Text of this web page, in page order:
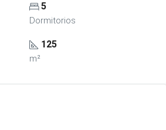
5
Dormitorios
125
m²